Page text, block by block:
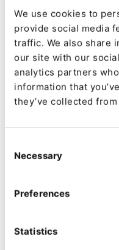
We use cookies to
provide social media
traffic. We also share
our site with our
analytics partners
information that
they’ve collected
Selection
Necessary
Preferences
Statistics
Ich kannte eZ
schon von früher.
einfach, klar und
ergab Sinn. Wir
alternative
wenn wir falsch
Nach einer
entschied man sich
der Block-
in der Form der
vereinfachen.